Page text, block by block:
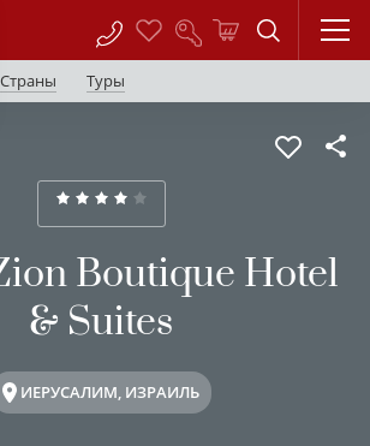
Страны Туры
Boutique Hotel
& Suites
ИЕРУСАЛИМ, ИЗРАИЛЬ